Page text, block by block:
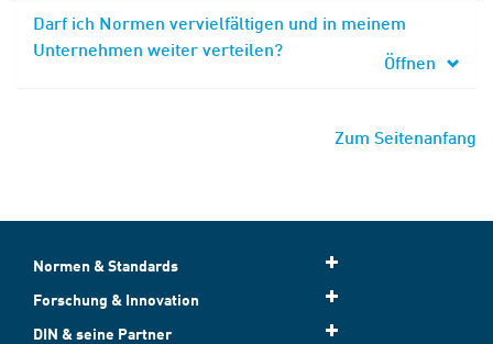
Darf ich Normen vervielfältigen und in meinem
Unternehmen weiter verteilen?
Öffnen
Zum Seitenanfang
Normen & Standards
Forschung & Innovation
DIN & seine Partner